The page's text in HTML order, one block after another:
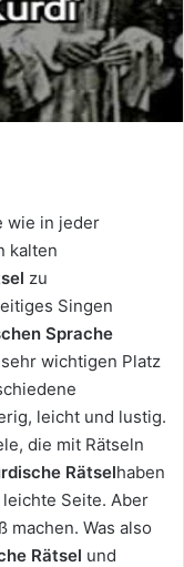
wie in jeder
kalten
zu
Singen
Sprache
wichtigen Platz
leicht und lustig.
die mit Rätseln
Rätselhaben
Seite. Aber
machen. Was also
Rätsel und